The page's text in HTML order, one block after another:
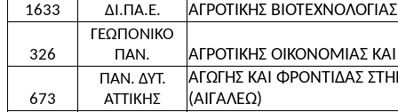
1633 ΔΙ.ΠΑ.Ε. ΑΓΡΟΤΙΚΗΣ
326
ΓΕΩΠΟΝΙΚΟ
ΠΑΝ.
ΑΓΡΟΤΙΚΗΣ ΟΙΚΟΝΟΜΙΑΣ
673
ΠΑΝ. ΔΥΤ.
ΑΤΤΙΚΗΣ
ΑΓΩΓΗΣ ΚΑΙ ΦΡΟΝΤΙΔΑΣ
(ΑΙΓΑΛΕΩ)